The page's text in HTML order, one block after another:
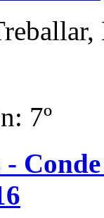
7º
-